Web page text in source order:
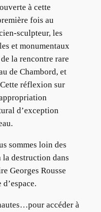
à cette
fois au
sculpteur, les
et monumentaux
la rencontre rare
de Chambord, et
réflexion sur
d’exception
sommes loin des
la destruction dans
Georges Rousse
accéder à